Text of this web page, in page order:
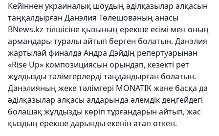
Кейіннен украиналық шоудың әділқазылар алқасын
таңқалдырған Данэлия Төлешованың анасы
BNews.kz тілшісіне қызының ерекше есімі мен оның
армандары туралы айтып берген болатын. Данэлия
жартылай финалда Андра Дэйдің репертуарынан
«Rise Up» композициясын орындап, кезекті рет
жұлдызды тәлімгерлерді таңдандырған болатын.
Данэлияның жеке тәлімгері MONATIK және басқа да
әділқазылар алқасы алдарында әлемдік деңгейдегі
болашақ жұлдызды көріп тұрғандарын айтып, жас
қыздың ерекше дарынды екенін атап өткен.